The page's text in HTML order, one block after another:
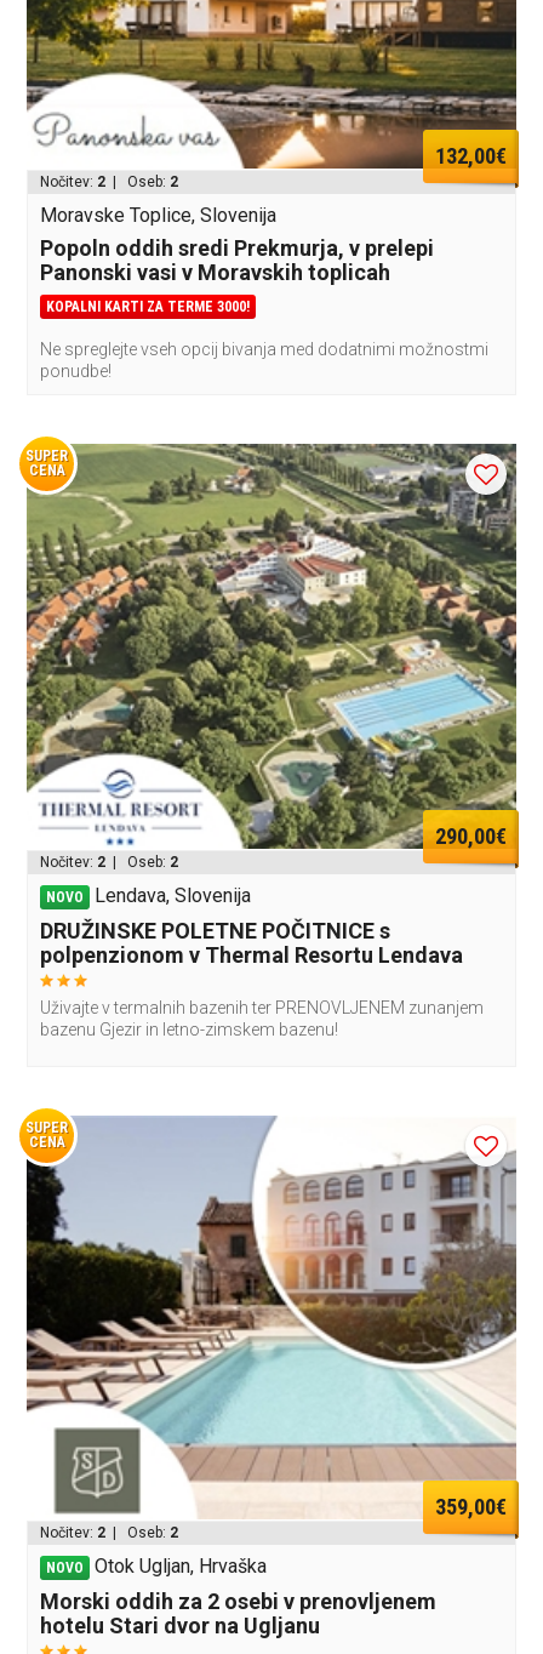
132,00€
Nočitev: 2 | Oseb: 2
Moravske Toplice, Slovenija
Popoln oddih sredi Prekmurja, v prelepi
Panonski vasi v Moravskih toplicah
KOPALNI KARTI ZA TERME 3000!
Ne spreglejte vseh opcij bivanja med dodatnimi možnostmi
ponudbe!
SUPER
CENA
290,00€
Nočitev: 2 | Oseb: 2
NOVO Lendava, Slovenija
DRUŽINSKE POLETNE POČITNICE s
polpenzionom v Thermal Resortu Lendava
Uživajte v termalnih bazenih ter PRENOVLJENEM zunanjem
bazenu Gjezir in letno-zimskem bazenu!
SUPER
CENA
359,00€
Nočitev: 2 | Oseb: 2
NOVO Otok Ugljan, Hrvaška
Morski oddih za 2 osebi v prenovljenem
hotelu Stari dvor na Ugljanu